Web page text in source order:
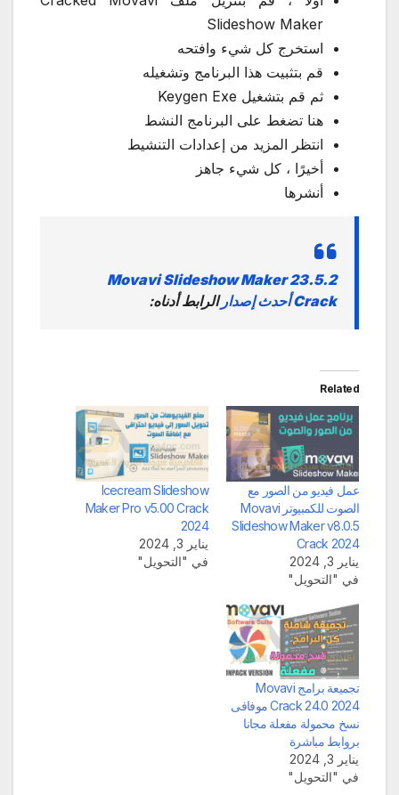
Slideshow Maker
استخرج كل شيء وافتحه
قم بتثبيت هذا البرنامج وتشغيله
ثم قم بتشغيل Keygen Exe
هنا تضغط على البرنامج النشط
انتظر المزيد من إعدادات التنشيط
أخيرًا ، كل شيء جاهز
أنشرها
Movavi Slideshow Maker23.5.2
Crack أحدث إصدار
الرابط أدناه:
Related
عمل فيديو من الصور مع
الصوت للكمبيوتر Movavi
Slideshow Maker v8.0.5
Crack 2024
يناير 3, 2024
في "التحويل"
Icecream Slideshow
Maker Pro v5.00 Crack
2024
يناير 3, 2024
في "التحويل"
تجميعة برامج Movavi
Crack 24.0 2024 موفافى
نسخ محمولة مفعلة مجانا
بروابط مباشرة
يناير 3, 2024
في "التحويل"